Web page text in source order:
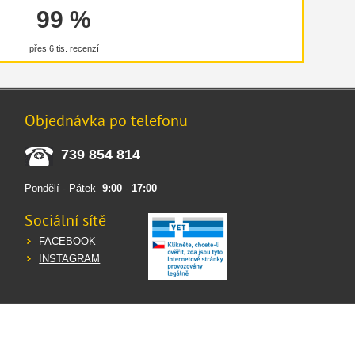
se zhoršeným vylučováním žluči, pankreatitidě a
ošetření. Proto doporučujeme před krmením nebo
pouze orientační a krmné množství by mělo být
krmné množství se výrazně liší v závislosti na mnoha
99 %
přes 6 tis. recenzí
Objednávka po telefonu
739 854 814
Pondělí - Pátek9:00 -17:00
Sociální sítě
FACEBOOK
INSTAGRAM